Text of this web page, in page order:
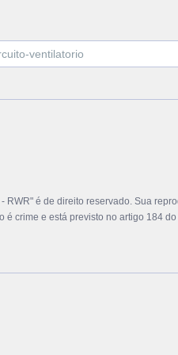
RWR" é de direito reservado. Sua
é crime e está previsto no artigo 184